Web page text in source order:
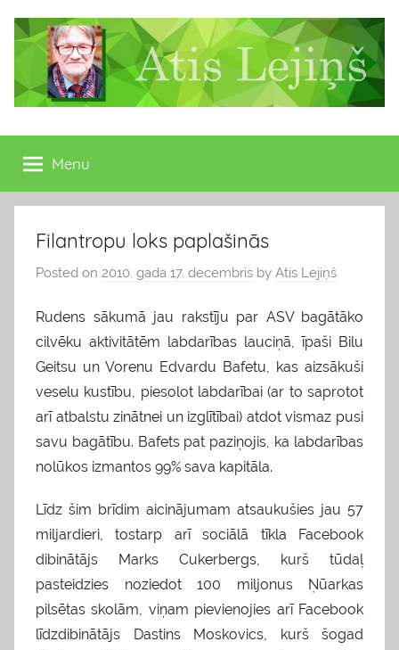
content
Atis
Lejiņš
13.
Saeimas
deputāts
Menu
Filantropu loks paplašinās
Posted on 2010. gada 17. decembris by Atis Lejiņš
Rudens sākumā jau rakstīju par ASV bagātāko
cilvēku aktivitātēm labdarības lauciņā, īpaši Bilu
Geitsu un Vorenu Edvardu Bafetu, kas aizsākuši
veselu kustību, piesolot labdarībai (ar to saprotot
arī atbalstu zinātnei un izglītībai) atdot vismaz pusi
savu bagātību. Bafets pat paziņojis, ka labdarības
nolūkos izmantos 99% sava kapitāla.
Līdz šim brīdim aicinājumam atsaukušies jau 57
miljardieri, tostarp arī sociālā tīkla Facebook
dibinātājs Marks Cukerbergs, kurš tūdaļ
pasteidzies noziedot 100 miljonus Ņūarkas
pilsētas skolām, viņam pievienojies arī Facebook
līdzdibinātājs Dastins Moskovics, kurš šogad